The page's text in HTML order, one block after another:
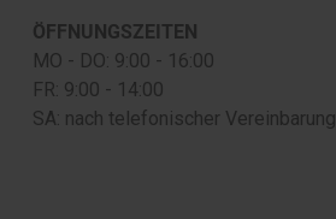
ÖFFNUNGSZEITEN
MO - DO: 9:00 - 16:00
FR: 9:00 - 14:00
SA: nach telefonischer Vereinbarung